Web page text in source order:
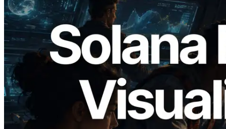
2026.05.24
Validators Solutions lanza el Solana Block
Analyzer — Visualización del tiempo de
producción de bloque por slot y del
Validador asignado